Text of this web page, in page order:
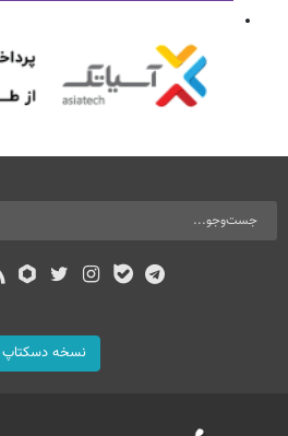
نسخه دسکتاپ